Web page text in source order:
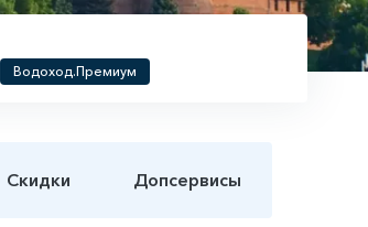
Водоход.Премиум
Скидки Допсервисы